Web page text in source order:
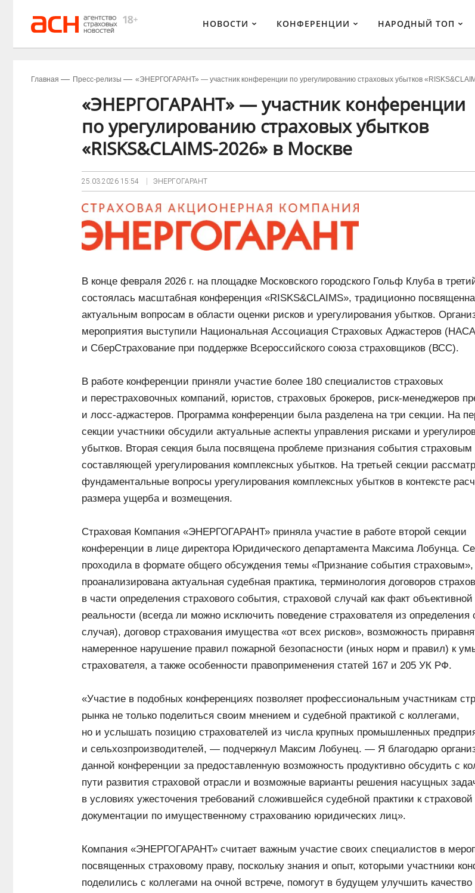
НОВОСТИ КОНФЕРЕНЦИИ НАРОДНЫЙ ТОП
Главная Пресс-релизы «ЭНЕРГОГАРАНТ» — участник конференции по урегулированию страховых убытков
«ЭНЕРГОГАРАНТ» — участник конференции
по урегулированию страховых убытков
«RISKS&CLAIMS-2026» в Москве
25.03.2026 15:54 ЭНЕРГОГАРАНТ
В конце февраля 2026 г. на площадке Московcкого городского Гольф Клуба в
состоялась масштабная конференция «RISKS&CLAIMS», традиционно
актуальным вопросам в области оценки рисков и урегулирования убытков.
мероприятия выступили Национальная Ассоциация Страховых Аджастеров
и СберСтрахование при поддержке Всероссийского союза страховщиков (ВСС).
В работе конференции приняли участие более 180 специалистов страховых
и перестраховочных компаний, юристов, страховых брокеров, риск-менеджеров
и лосс-аджастеров. Программа конференции была разделена на три секции. На
секции участники обсудили актуальные аспекты управления рисками и
убытков. Вторая секция была посвящена проблеме признания события страховым
составляющей урегулирования комплексных убытков. На третьей секции
фундаментальные вопросы урегулирования комплексных убытков в контексте
размера ущерба и возмещения.
Страховая Компания «ЭНЕРГОГАРАНТ» приняла участие в работе второй секции
конференции в лице директора Юридического департамента Максима Лобунца.
проходила в формате общего обсуждения темы «Признание события
проанализирована актуальная судебная практика, терминология договоров
в части определения страхового события, страховой случай как факт объективной
реальности (всегда ли можно исключить поведение страхователя из определения
случая), договор страхования имущества «от всех рисков», возможность
намеренное нарушение правил пожарной безопасности (иных норм и правил) к
страхователя, а также особенности правоприменения статей 167 и 205 УК РФ.
«Участие в подобных конференциях позволяет профессиональным участникам
рынка не только поделиться своим мнением и судебной практикой с коллегами,
но и услышать позицию страхователей из числа крупных промышленных
и сельхозпроизводителей, — подчеркнул Максим Лобунец. — Я благодарю
данной конференции за предоставленную возможность продуктивно обсудить с
пути развития страховой отрасли и возможные варианты решения насущных
в условиях ужесточения требований сложившейся судебной практики к страховой
документации по имущественному страхованию юридических лиц».
Компания «ЭНЕРГОГАРАНТ» считает важным участие своих специалистов в
посвященных страховому праву, поскольку знания и опыт, которыми участники
поделились с коллегами на очной встрече, помогут в будущем улучшить качество